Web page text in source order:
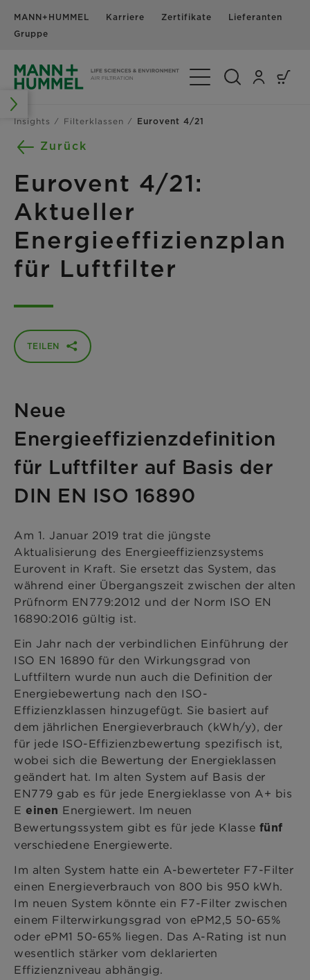
MANN+HUMMEL
Gruppe
Karriere Zertifikate Lieferanten
Navigation
Insights Filterklassen Eurovent 4/21
Zurück
Eurovent 4/21:
Aktueller
Energieeffizienzplan
für Luftfilter
TEILEN
Neue
Energieeffizienzdefinition
für Luftfilter auf Basis der
DIN EN ISO 16890
Am 1. Januar 2019 trat die jüngste
Aktualisierung des Energieeffizienzsystems
Eurovent in Kraft. Sie ersetzt das System, das
während einer Übergangszeit zwischen der alten
Prüfnorm EN779:2012 und der Norm ISO EN
16890:2016 gültig ist.
Ein Jahr nach der verbindlichen Einführung der
ISO EN 16890 für den Wirkungsgrad von
Luftfiltern wurde nun auch die Definition der
Energiebewertung nach den ISO-
Effizienzklassen hinzugefügt. Sie basiert auf
dem jährlichen Energieverbrauch (kWh/y), der
für jede ISO-Effizienzbewertung spezifisch ist,
wobei sich die Bewertung der Energieklassen
geändert hat. Im alten System auf Basis der
EN779 gab es für jede Energieklasse von A+ bis
E einen Energiewert. Im neuen
Bewertungssystem gibt es für jede Klasse fünf
verschiedene Energiewerte.
Im alten System hatte ein A-bewerteter F7-Filter
einen Energieverbrauch von 800 bis 950 kWh.
Im neuen System könnte ein F7-Filter zwischen
einem Filterwirkungsgrad von ePM2,5 50-65%
oder ePM1 50-65% liegen. Das A-Rating ist nun
wesentlich stärker vom deklarierten
Effizienzniveau abhängig.